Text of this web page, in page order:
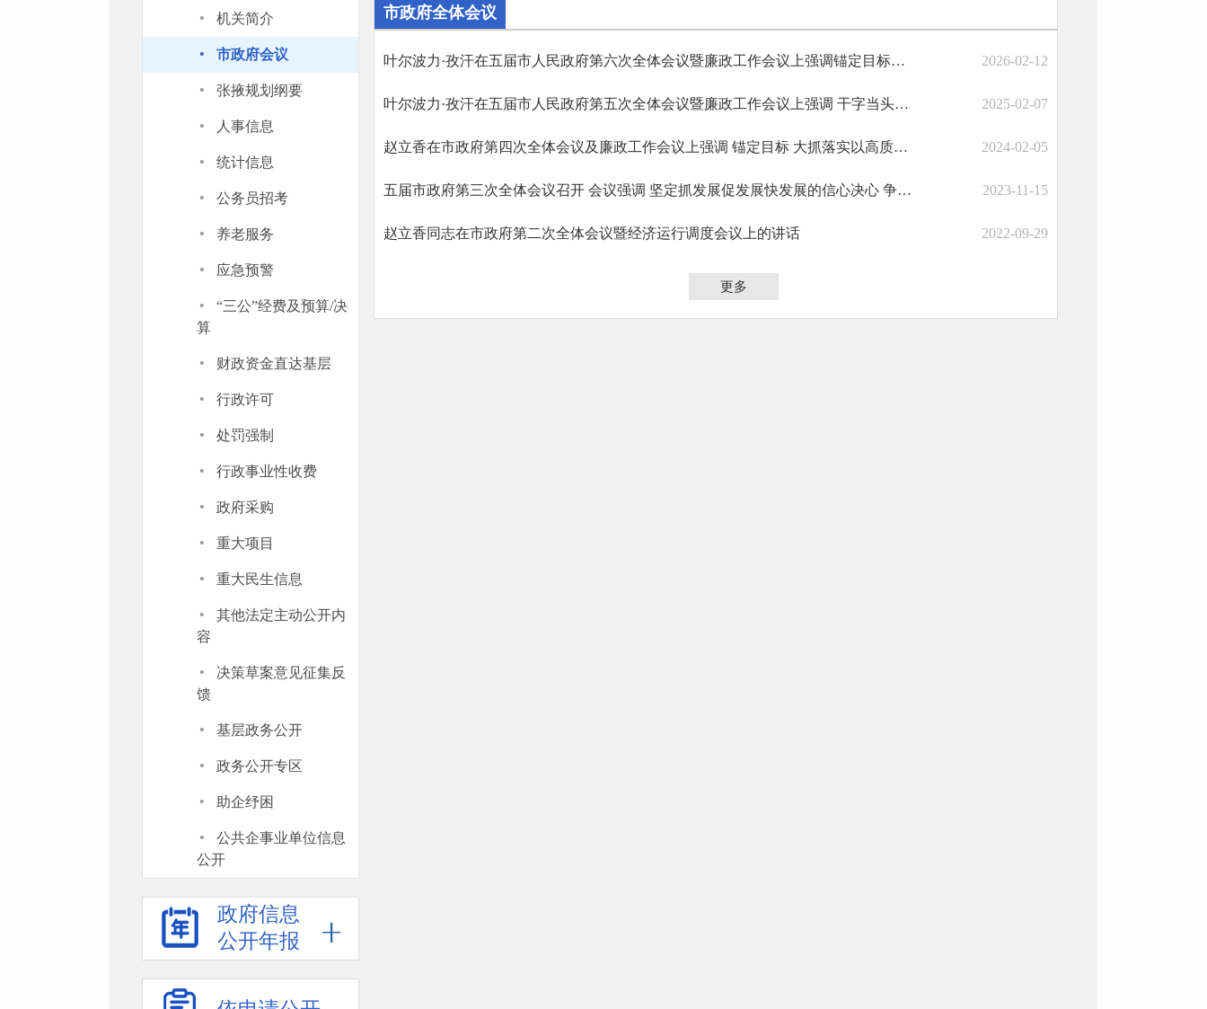
· 机关简介
· 市政府会议
· 张掖规划纲要
· 人事信息
· 统计信息
· 公务员招考
· 养老服务
· 应急预警
·
“三公”经费及预算/决
算
· 财政资金直达基层
· 行政许可
· 处罚强制
· 行政事业性收费
· 政府采购
· 重大项目
· 重大民生信息
·
其他法定主动公开内
容
·
决策草案意见征集反
馈
· 基层政务公开
· 政务公开专区
· 助企纾困
·
公共企事业单位信息
公开
政府信息
公开年报
市政府全体会议
叶尔波力·孜汗在五届市人民政府第六次全体会议暨廉政工作会议上强调锚定目标任务践行为民承诺坚守初心加快建设幸福美好新张掖 2026-02-12
叶尔波力·孜汗在五届市人民政府第五次全体会议暨廉政工作会议上强调 干字当头抓落实 千方百计促发展 奋力开创高质量发展新局面 2025-02-07
赵立香在市政府第四次全体会议及廉政工作会议上强调 锚定目标 大抓落实以高质量落实推动高质量发展 2024-02-05
五届市政府第三次全体会议召开 会议强调 坚定抓发展促发展快发展的信心决心 争取今年发展质量更高成绩更优收成更好 2023-11-15
赵立香同志在市政府第二次全体会议暨经济运行调度会议上的讲话 2022-09-29
更多